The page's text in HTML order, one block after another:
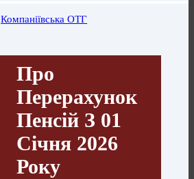
Компаніївська ОТГ
Про
Перерахунок
Пенсій З 01
Січня 2026
Року